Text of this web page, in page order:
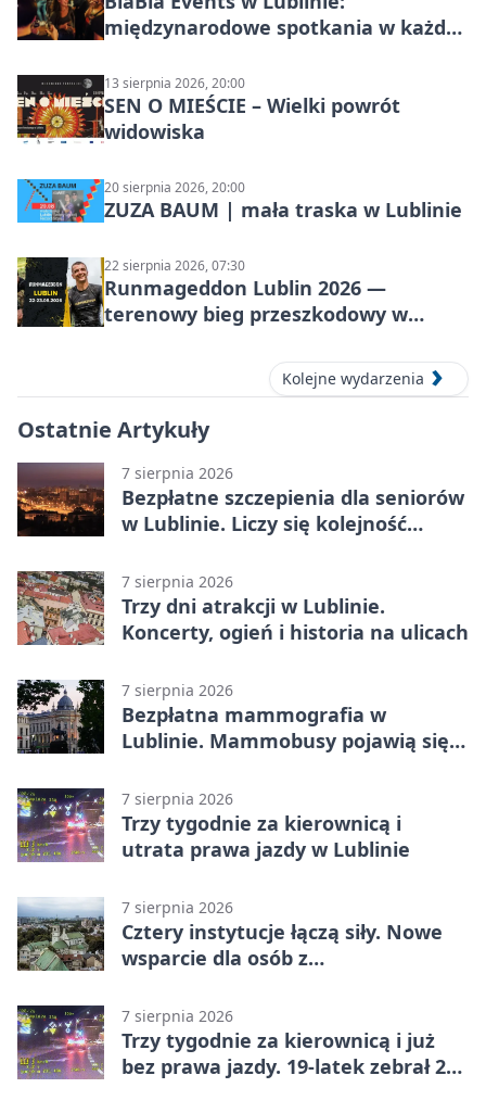
międzynarodowe spotkania w każdą
13 sierpnia 2026, 20:00
SEN O MIEŚCIE – Wielki powrót
widowiska
20 sierpnia 2026, 20:00
ZUZA BAUM | mała traska w Lublinie
22 sierpnia 2026, 07:30
Runmageddon Lublin 2026 —
terenowy bieg przeszkodowy w
Kolejne wydarzenia
Ostatnie Artykuły
7 sierpnia 2026
Bezpłatne szczepienia dla seniorów
w Lublinie. Liczy się kolejność
7 sierpnia 2026
Trzy dni atrakcji w Lublinie.
Koncerty, ogień i historia na ulicach
7 sierpnia 2026
Bezpłatna mammografia w
Lublinie. Mammobusy pojawią się
7 sierpnia 2026
Trzy tygodnie za kierownicą i
utrata prawa jazdy w Lublinie
7 sierpnia 2026
Cztery instytucje łączą siły. Nowe
wsparcie dla osób z
7 sierpnia 2026
Trzy tygodnie za kierownicą i już
bez prawa jazdy. 19-latek zebrał 23